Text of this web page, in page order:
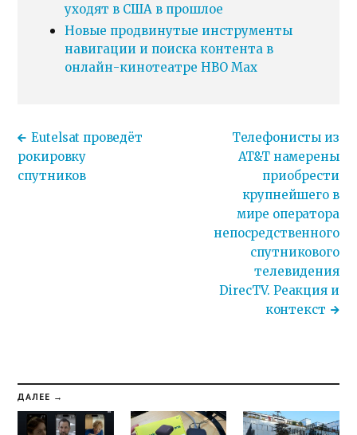
уходят в США в прошлое
Новые продвинутые инструменты
навигации и поиска контента в
онлайн-кинотеатре HBO Max
Eutelsat проведёт
рокировку
спутников
Телефонисты из
AT&T намерены
приобрести
крупнейшего в
мире оператора
непосредственного
спутникового
телевидения
DirecTV. Реакция и
контекст
ДАЛЕЕ →